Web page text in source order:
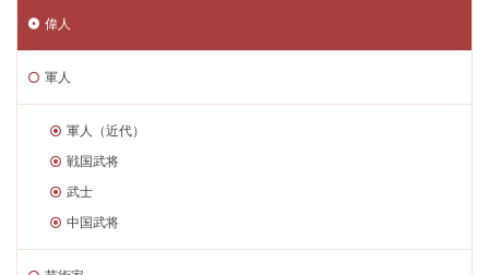
偉人
軍人
軍人（近代）
戦国武将
武士
中国武将